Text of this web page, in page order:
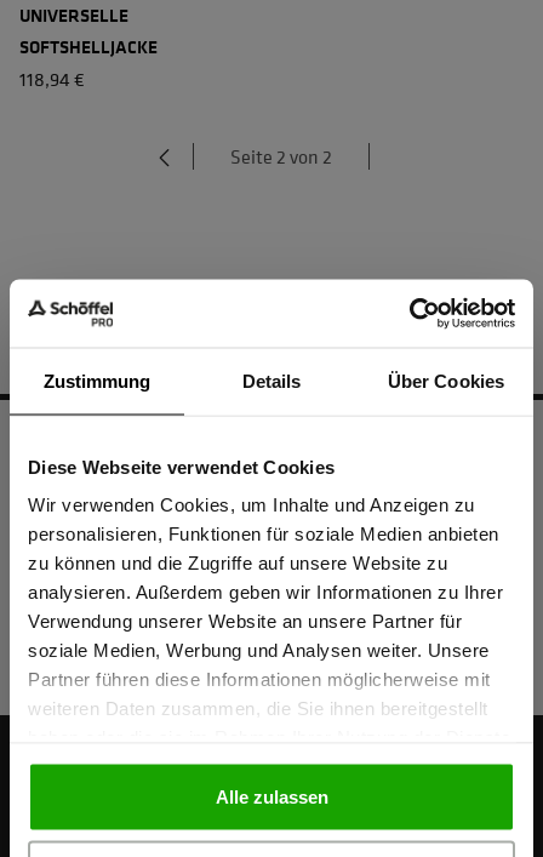
Zustimmung Details Über Cookies
Diese Webseite verwendet Cookies
Wir verwenden Cookies, um Inhalte und Anzeigen zu
personalisieren, Funktionen für soziale Medien anbieten
zu können und die Zugriffe auf unsere Website zu
analysieren. Außerdem geben wir Informationen zu Ihrer
Verwendung unserer Website an unsere Partner für
soziale Medien, Werbung und Analysen weiter. Unsere
Partner führen diese Informationen möglicherweise mit
weiteren Daten zusammen, die Sie ihnen bereitgestellt
gesammelt haben.
Alle zulassen
UNIVERSELLE
SOFTSHELLJACKE
118,94 €
Seite 2 von 2
E-MAIL
info@schoeffel-pro.com
TELEFON
+49 (0)8232 / 5006-1300
Sind Sie
Gewerbetreibender?
Ich bestätige, dass ich Gewerbetreibender bin. Alle
Preise werden netto ausgewiesen.